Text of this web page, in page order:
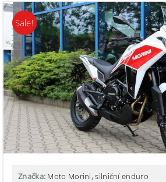
Sale!
Značka: Moto Morini,silniční enduro